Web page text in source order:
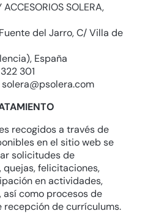
SOLERA,
del Jarro, C/ Villa de
España
301
recogidos a través de
en el sitio web se
solicitudes de
quejas, felicitaciones,
en actividades,
así como procesos de
recepción de currículums.